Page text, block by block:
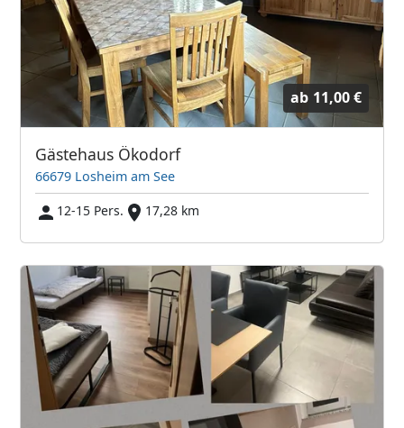
ab 11,00 €
Gästehaus Ökodorf
66679 Losheim am See
12-15 Pers.
17,28 km